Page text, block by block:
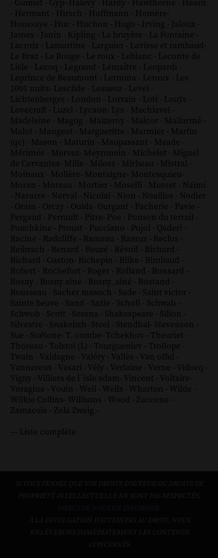
- Guimet - Gyp- Halévy - Hardy - Hawthorne - Hearn
- Hermant - Hirsch - Hoffmann - Homère-
Houssaye - Huc - Huchon - Hugo - Irving - Jaloux -
James - Janin - Kipling - La bruyère - La Fontaine -
Lacroix - Lamartine - Larguier - Lavisse et rambaud-
Le Braz - Le Rouge - Le roux - Leblanc - Leconte de
Lisle - Lecoq - Legrand - Lemaître - Leopardi -
Leprince de Beaumont - Lermina - Leroux - Les
1001 nuits- Lesclide - Lesueur - Level -
Lichtenberger - London - Lorrain - Loti - Louÿs -
Lovecraft - Luzel - Lycaon- Lys - Machiavel -
Madeleine - Magog - Maizeroy - Malcor - Mallarmé -
Malot - Mangeot - Margueritte - Marmier - Martin
(qc) - Mason - Maturin - Maupassant - Meade -
Mérimée - Mervez- Meyronein - Michelet - Miguel
de Cervantes- Mille - Milosz - Mirbeau - Mistral -
Moinaux - Molière- Montaigne- Montesquieu-
Moran - Moreau - Mortier - Moselli - Musset - Naïmi
- Navarre - Nerval - Nicolaï - Nion - Noailles - Nodier
- Orain - Orczy - Ouida- Ourgant - Pacherie - Pavie -
Pergaud - Perrault - Pitre- Poe - Ponson du terrail -
Pouchkine - Proust - Pucciano - Pujol - Qaderi -
Racine - Radcliffe - Rameau - Ramuz - Reclus -
Reibrach - Renard - Reuzé - Révoil - Richard -
Richard - Gaston- Richepin - Rilke - Rimbaud -
Robert - Rochefort - Roger - Rolland - Ronsard -
Rosny - Rosny aîné - Rosny_aîné - Rostand -
Rousseau - Sacher masoch - Sade - Saint victor -
Sainte beuve - Sand - Sazie - Scholl - Schwab -
Schwob - Scott - Serena - Shakespeare - Silion -
Silvestre - Snakebzh- Steel - Stendhal- Stevenson -
Sue - Suétone- T. combe- Tchekhov - Theuriet -
Thoreau - Tolstoï (L) - Tourgueniev - Trollope -
Twain - Valdagne - Valéry - Vallès - Van offel -
Vannereux - Vasari - Vély - Verlaine - Verne - Vidocq -
Vigny - Villiers de l´isle adam- Vincent - Voltaire-
Voragine - Vouin - Weil - Wells - Wharton - Wilde -
Wilkie Collins- Williams - Wood - Zaccone -
Zamacoïs - Zola Zweig -
--- Liste complète